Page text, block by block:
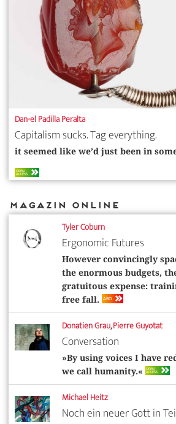
Dan-el Padilla Peralta
Capitalism sucks. Tag everything.
it seemed like we’d just been in
OPEN
ACCESS
Magazin Online
Tyler Coburn
Ergonomic Futures
However convincingly
the enormous budgets,
gratuitous expense:
free fall. ABO
Donatien Grau,Pierre Guyotat
Conversation
»By using voices I have
we call humanity.«
OPEN
ACCESS
Michael Heitz
Noch ein neuer Gott in